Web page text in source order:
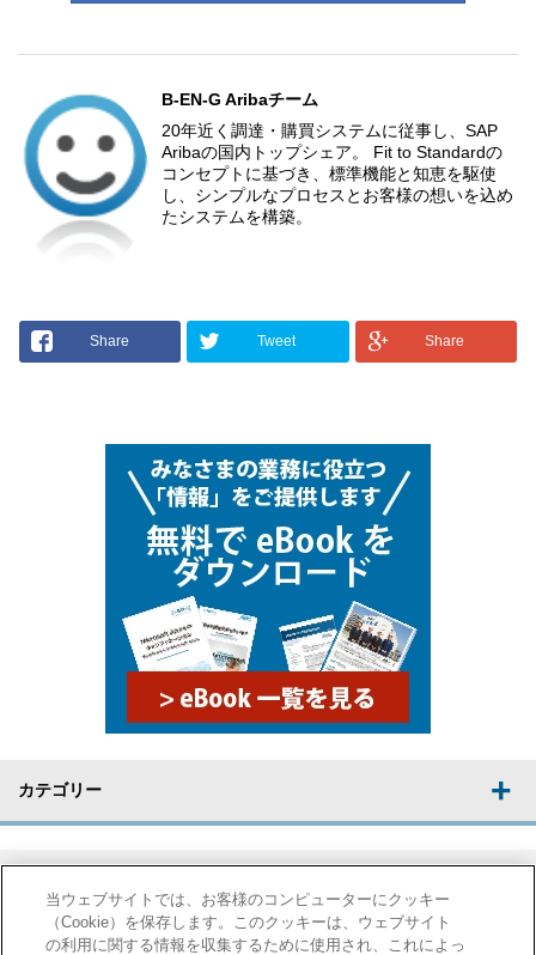
B-EN-G Aribaチーム
20年近く調達・購買システムに従事し、SAP
Aribaの国内トップシェア。 Fit to Standardの
コンセプトに基づき、標準機能と知恵を駆使
し、シンプルなプロセスとお客様の想いを込め
たシステムを構築。
Share Tweet Share
カテゴリー
当ウェブサイトでは、お客様のコンピューターにクッキー
（Cookie）を保存します。このクッキーは、ウェブサイト
の利用に関する情報を収集するために使用され、これによっ